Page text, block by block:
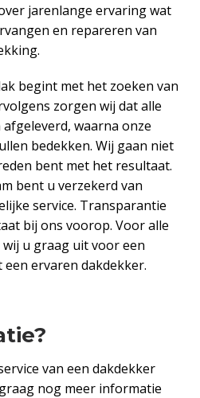
jarenlange ervaring wat
en repareren van
begint met het zoeken van
zorgen wij dat alle
waarna onze
bedekken. Wij gaan niet
bent met het resultaat.
bent u verzekerd van
service. Transparantie
bij ons voorop. Voor alle
u graag uit voor een
ervaren dakdekker.
van een dakdekker
nog meer informatie